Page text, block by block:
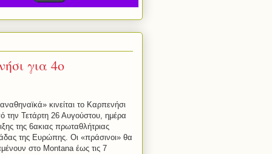
για 4ο
κινείται το Καρπενήσι
την Τετάρτη 26 Αυγούστου, ημέρα
της 6ακιας πρωταθλήτριας
της Ευρώπης. Οι «πράσινοι» θα
στο Montana έως τις 7